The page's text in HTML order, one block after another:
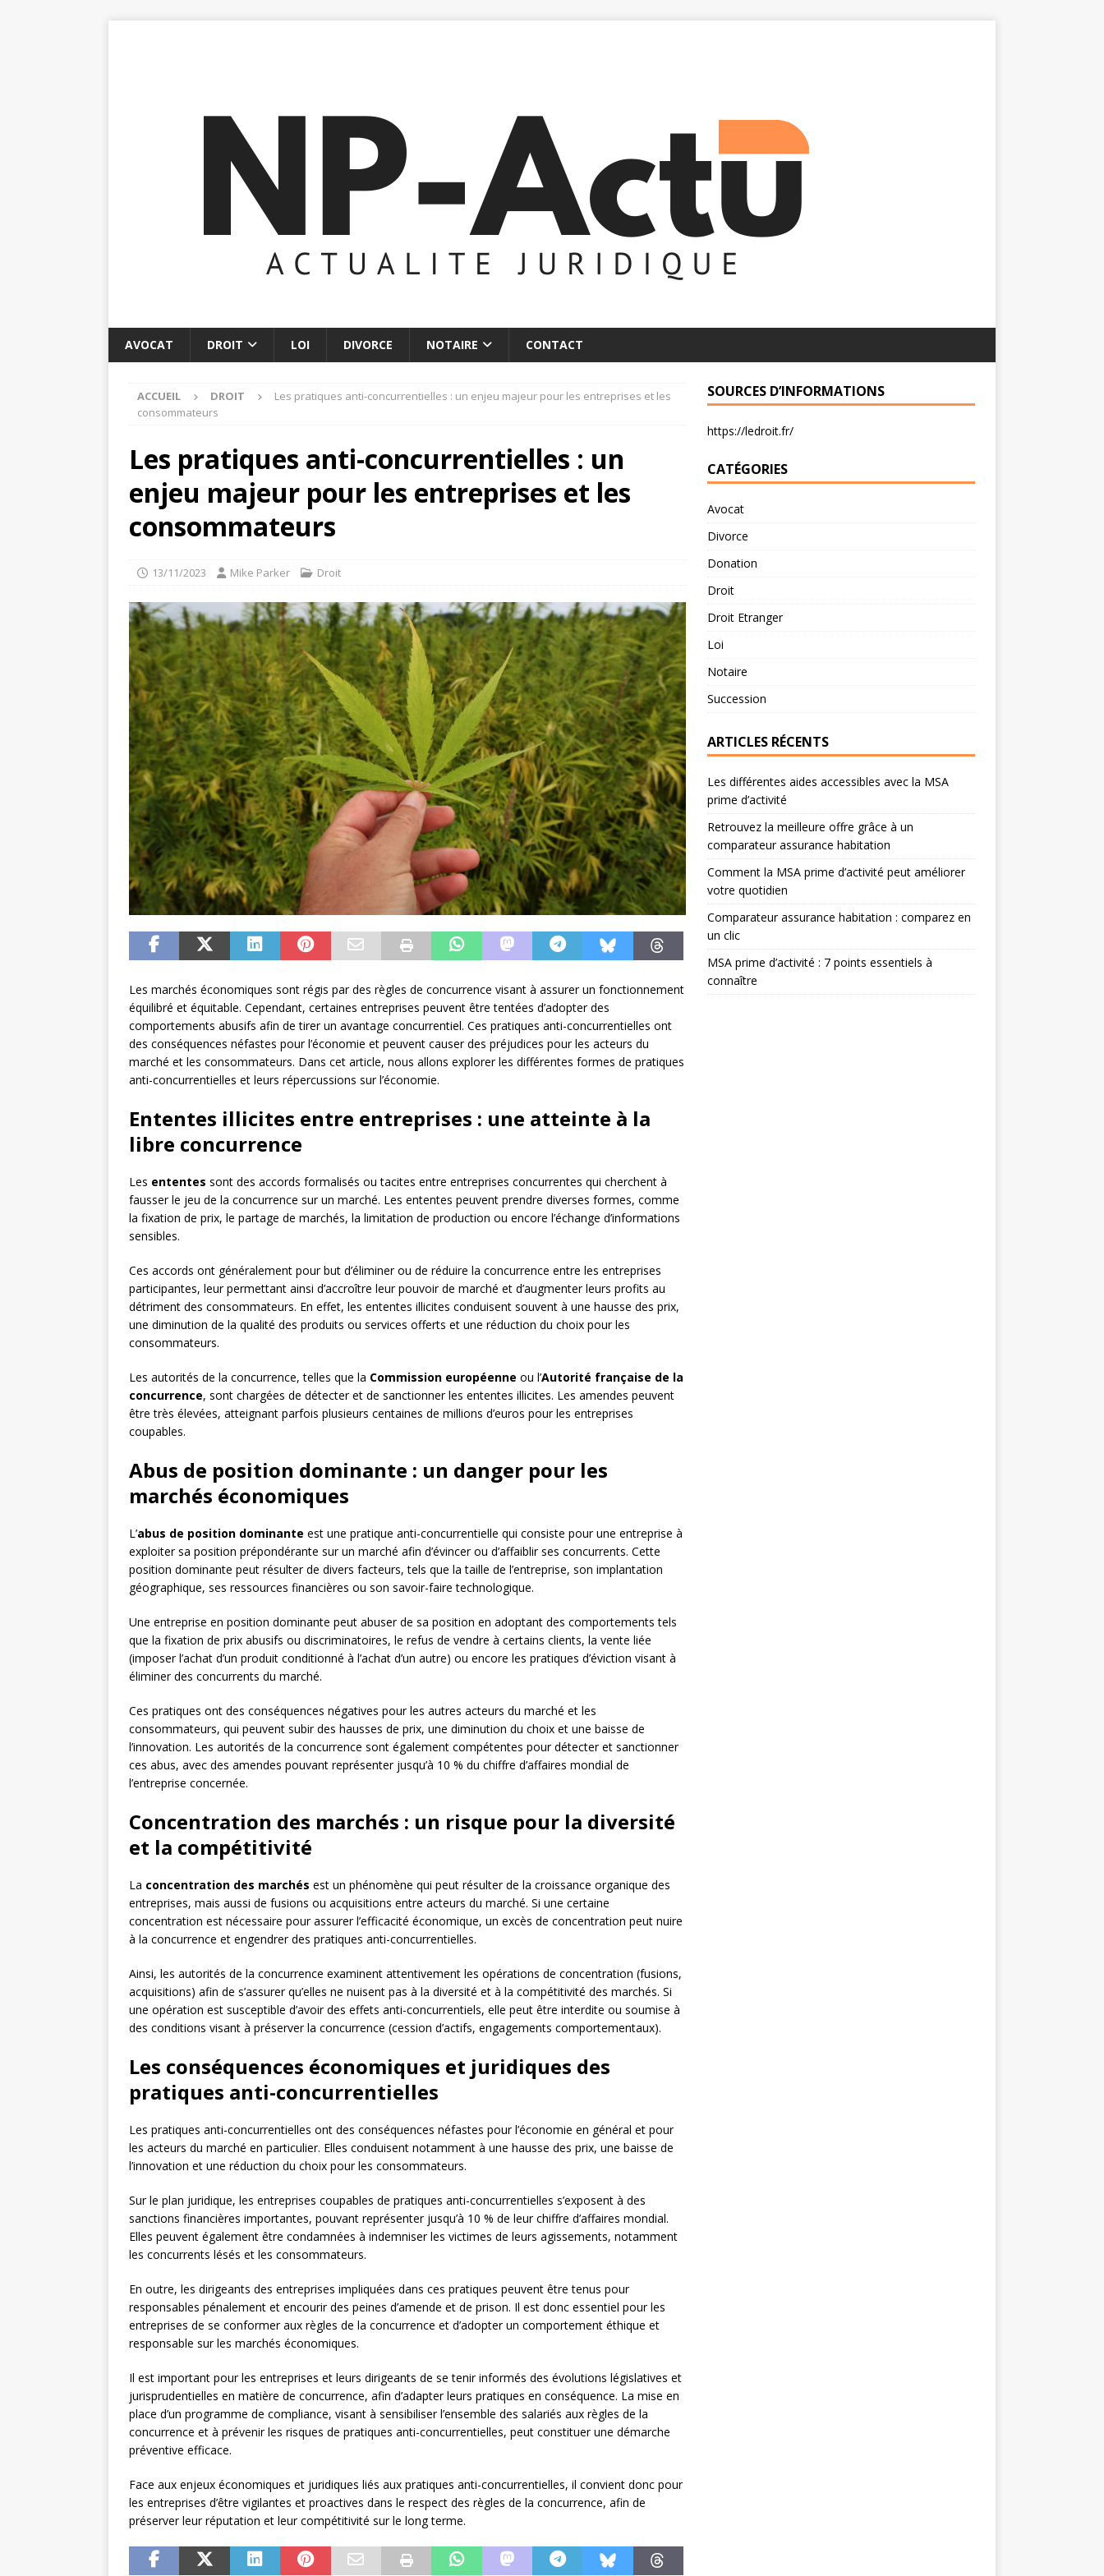
AVOCAT DROIT LOI DIVORCE NOTAIRE CONTACT
ACCUEIL DROIT
Les pratiques anti-concurrentielles : un enjeu majeur pour les entreprises et les
consommateurs
Les pratiques anti-concurrentielles : un
enjeu majeur pour les entreprises et les
consommateurs
13/11/2023 Mike Parker Droit
Les marchés économiques sont régis par des règles de concurrence visant à assurer un fonctionnement
équilibré et équitable. Cependant, certaines entreprises peuvent être tentées d’adopter des
comportements abusifs afin de tirer un avantage concurrentiel. Ces pratiques anti-concurrentielles ont
des conséquences néfastes pour l’économie et peuvent causer des préjudices pour les acteurs du
marché et les consommateurs. Dans cet article, nous allons explorer les différentes formes de pratiques
anti-concurrentielles et leurs répercussions sur l’économie.
Ententes illicites entre entreprises : une atteinte à la
libre concurrence
Les ententes sont des accords formalisés ou tacites entre entreprises concurrentes qui cherchent à
fausser le jeu de la concurrence sur un marché. Les ententes peuvent prendre diverses formes, comme
la fixation de prix, le partage de marchés, la limitation de production ou encore l’échange d’informations
sensibles.
Ces accords ont généralement pour but d’éliminer ou de réduire la concurrence entre les entreprises
participantes, leur permettant ainsi d’accroître leur pouvoir de marché et d’augmenter leurs profits au
détriment des consommateurs. En effet, les ententes illicites conduisent souvent à une hausse des prix,
une diminution de la qualité des produits ou services offerts et une réduction du choix pour les
consommateurs.
Les autorités de la concurrence, telles que la Commission européenne ou l’Autorité française de la
concurrence, sont chargées de détecter et de sanctionner les ententes illicites. Les amendes peuvent
être très élevées, atteignant parfois plusieurs centaines de millions d’euros pour les entreprises
coupables.
Abus de position dominante : un danger pour les
marchés économiques
L’abus de position dominante est une pratique anti-concurrentielle qui consiste pour une entreprise à
exploiter sa position prépondérante sur un marché afin d’évincer ou d’affaiblir ses concurrents. Cette
position dominante peut résulter de divers facteurs, tels que la taille de l’entreprise, son implantation
géographique, ses ressources financières ou son savoir-faire technologique.
Une entreprise en position dominante peut abuser de sa position en adoptant des comportements tels
que la fixation de prix abusifs ou discriminatoires, le refus de vendre à certains clients, la vente liée
(imposer l’achat d’un produit conditionné à l’achat d’un autre) ou encore les pratiques d’éviction visant à
éliminer des concurrents du marché.
Ces pratiques ont des conséquences négatives pour les autres acteurs du marché et les
consommateurs, qui peuvent subir des hausses de prix, une diminution du choix et une baisse de
l’innovation. Les autorités de la concurrence sont également compétentes pour détecter et sanctionner
ces abus, avec des amendes pouvant représenter jusqu’à 10 % du chiffre d’affaires mondial de
l’entreprise concernée.
Concentration des marchés : un risque pour la diversité
et la compétitivité
La concentration des marchés est un phénomène qui peut résulter de la croissance organique des
entreprises, mais aussi de fusions ou acquisitions entre acteurs du marché. Si une certaine
concentration est nécessaire pour assurer l’efficacité économique, un excès de concentration peut nuire
à la concurrence et engendrer des pratiques anti-concurrentielles.
Ainsi, les autorités de la concurrence examinent attentivement les opérations de concentration (fusions,
acquisitions) afin de s’assurer qu’elles ne nuisent pas à la diversité et à la compétitivité des marchés. Si
une opération est susceptible d’avoir des effets anti-concurrentiels, elle peut être interdite ou soumise à
des conditions visant à préserver la concurrence (cession d’actifs, engagements comportementaux).
Les conséquences économiques et juridiques des
pratiques anti-concurrentielles
Les pratiques anti-concurrentielles ont des conséquences néfastes pour l’économie en général et pour
les acteurs du marché en particulier. Elles conduisent notamment à une hausse des prix, une baisse de
l’innovation et une réduction du choix pour les consommateurs.
Sur le plan juridique, les entreprises coupables de pratiques anti-concurrentielles s’exposent à des
sanctions financières importantes, pouvant représenter jusqu’à 10 % de leur chiffre d’affaires mondial.
Elles peuvent également être condamnées à indemniser les victimes de leurs agissements, notamment
les concurrents lésés et les consommateurs.
En outre, les dirigeants des entreprises impliquées dans ces pratiques peuvent être tenus pour
responsables pénalement et encourir des peines d’amende et de prison. Il est donc essentiel pour les
entreprises de se conformer aux règles de la concurrence et d’adopter un comportement éthique et
responsable sur les marchés économiques.
Il est important pour les entreprises et leurs dirigeants de se tenir informés des évolutions législatives et
jurisprudentielles en matière de concurrence, afin d’adapter leurs pratiques en conséquence. La mise en
place d’un programme de compliance, visant à sensibiliser l’ensemble des salariés aux règles de la
concurrence et à prévenir les risques de pratiques anti-concurrentielles, peut constituer une démarche
préventive efficace.
Face aux enjeux économiques et juridiques liés aux pratiques anti-concurrentielles, il convient donc pour
les entreprises d’être vigilantes et proactives dans le respect des règles de la concurrence, afin de
préserver leur réputation et leur compétitivité sur le long terme.
SOURCES D’INFORMATIONS
https://ledroit.fr/
CATÉGORIES
Avocat
Divorce
Donation
Droit
Droit Etranger
Loi
Notaire
Succession
ARTICLES RÉCENTS
Les différentes aides accessibles avec la MSA
prime d’activité
Retrouvez la meilleure offre grâce à un
comparateur assurance habitation
Comment la MSA prime d’activité peut améliorer
votre quotidien
Comparateur assurance habitation : comparez en
un clic
MSA prime d’activité : 7 points essentiels à
connaître